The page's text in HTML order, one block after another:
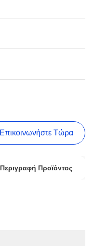
Επικοινωνήστε Τώρα
Περιγραφή Προϊόντος